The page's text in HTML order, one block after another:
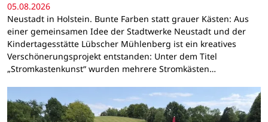
05.08.2026
Neustadt in Holstein. Bunte Farben statt grauer Kästen: Aus
einer gemeinsamen Idee der Stadtwerke Neustadt und der
Kindertagesstätte Lübscher Mühlenberg ist ein kreatives
Verschönerungsprojekt entstanden: Unter dem Titel
„Stromkastenkunst“ wurden mehrere Stromkästen…